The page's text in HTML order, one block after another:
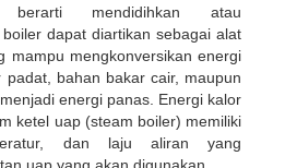
mendidihkan atau
dapat diartikan sebagai alat
mampu mengkonversikan energi
bahan bakar cair, maupun
energi panas. Energi kalor
ketel uap (steam boiler) memiliki
dan laju aliran yang
uap yang akan digunakan.